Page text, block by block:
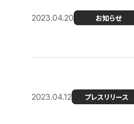
2023.04.20 お知らせ
2023.04.12 プレスリリース